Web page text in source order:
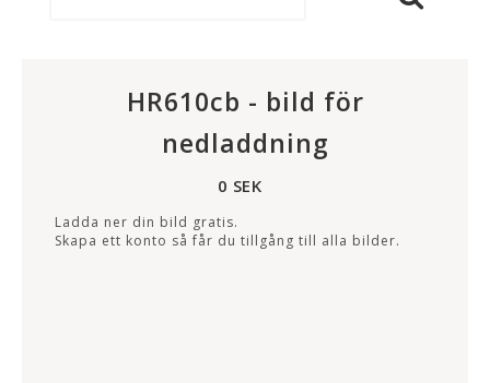
HR610cb - bild för
nedladdning
0 SEK
Ladda ner din bild gratis.
Skapa ett konto så får du tillgång till alla bilder.